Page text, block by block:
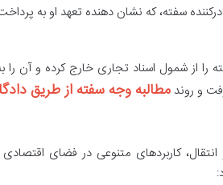
سفته، که نشان دهنده تعهد او به
را از شمول اسناد تجاری خارج کرده و آن
و روندمطالبه وجه سفته از طریق
کاربردهای متنوعی در فضای